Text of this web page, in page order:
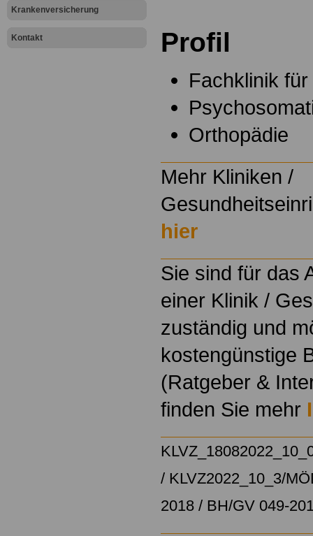
Krankenversicherung
Kontakt Profil
Fachklinik
Orthopädie
Mehr Kliniken /
hier
Sie sind für das
einer Klinik /
zuständig und
kostengünstige
(Ratgeber &
finden Sie mehr
/ KLVZ2022_10_3/
2018 / BH/GV 049-